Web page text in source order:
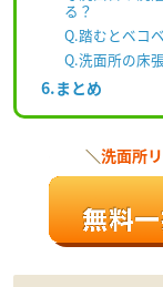
る？
Q.踏むとベコ
Q.洗面所の床
6.まとめ
＼洗面所